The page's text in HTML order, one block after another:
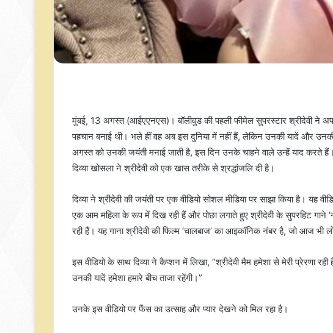
मुंबई, 13 अगस्त (आईएएनएस)। बॉलीवुड की पहली फीमेल सुपरस्टार श्रीदेवी ने
पहचान बनाई थी। भले हीं वह अब इस दुनिया में नहीं हैं, लेकिन उनकी यादें और
अगस्त को उनकी जयंती मनाई जाती है, इस दिन उनके चाहने वाले उन्हें याद करते
दिव्या खोसला ने श्रीदेवी को एक खास तरीके से श्रद्धांजलि दी है।
दिव्या ने श्रीदेवी की जयंती पर एक वीडियो सोशल मीडिया पर साझा किया है। यह
एक आम महिला के रूप में दिख रही हैं और पोछा लगाते हुए श्रीदेवी के सुपरहिट गाने
रही हैं। यह गाना श्रीदेवी की फिल्म ‘चालबाज’ का आइकॉनिक नंबर है, जो आज भी
इस वीडियो के साथ दिव्या ने कैप्शन में लिखा, ”श्रीदेवी मैम हमेशा से मेरी प्रेरणा
उनकी यादें हमेशा हमारे बीच ताजा रहेंगी।”
उनके इस वीडियो पर फैंस का उत्साह और प्यार देखने को मिल रहा है।